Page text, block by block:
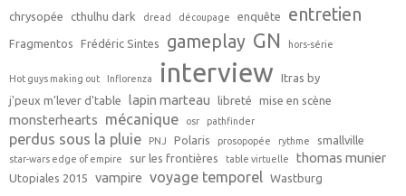
chrysopée cthulhu dark dread découpage enquête entretien
Fragmentos Frédéric Sintes gameplay GN hors-série
Hot guys making out Inflorenza interview
Itras by
j'peux m'lever d'table
lapin marteau libreté mise en scène
monsterhearts mécanique osr pathfinder
perdus sous la pluie PNJ Polaris prosopopée rythme smallville
star-wars edge of empire sur les frontières table virtuelle thomas munier
Utopiales 2015 vampire voyage temporel Wastburg